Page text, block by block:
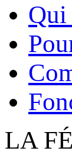
Qui
LA